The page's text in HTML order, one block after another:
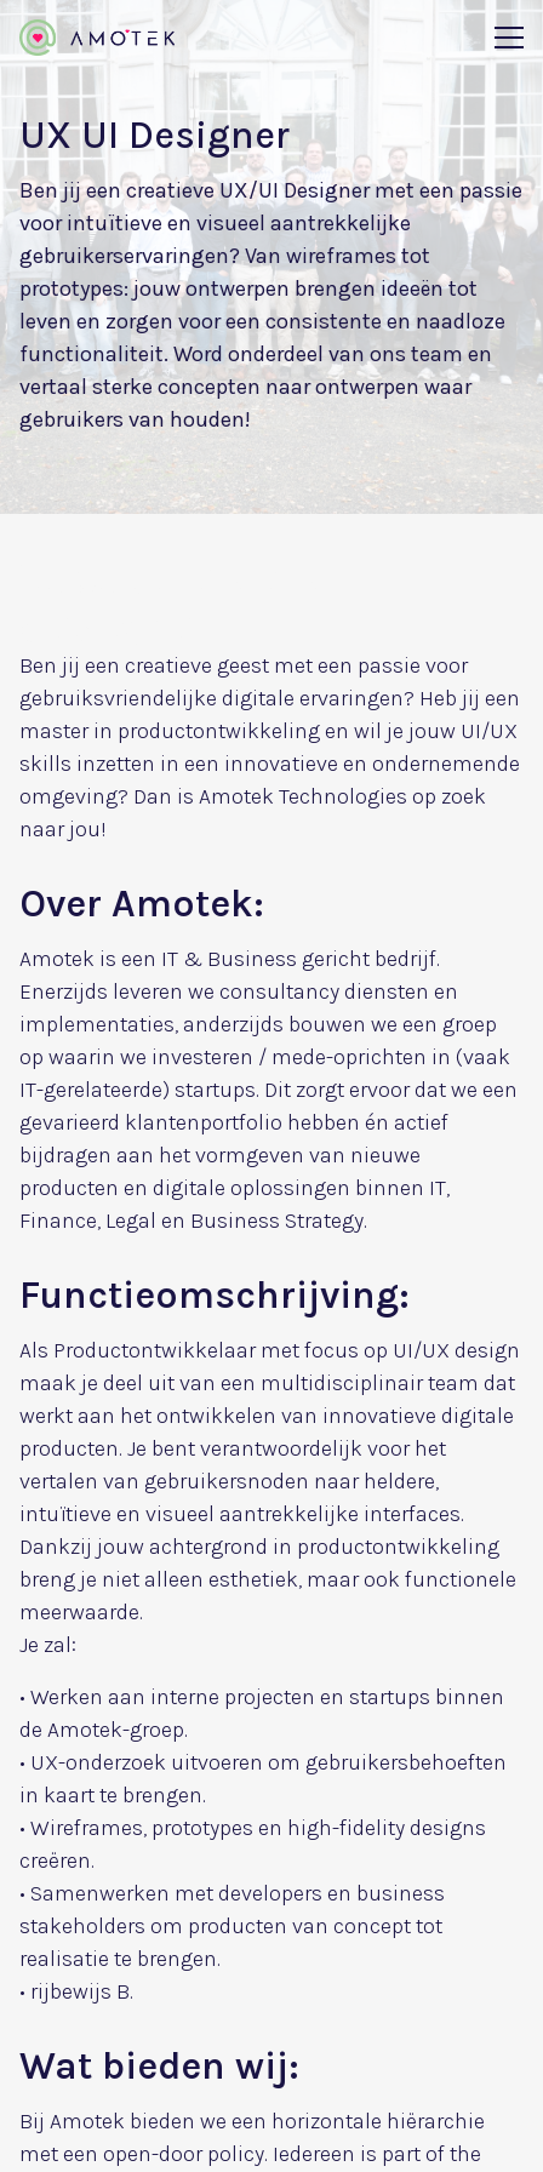
UX UI Designer
Ben jij een creatieve UX/UI Designer met een passie
voor intuïtieve en visueel aantrekkelijke
gebruikerservaringen? Van wireframes tot
prototypes: jouw ontwerpen brengen ideeën tot
leven en zorgen voor een consistente en naadloze
functionaliteit. Word onderdeel van ons team en
vertaal sterke concepten naar ontwerpen waar
gebruikers van houden!
Ben jij een creatieve geest met een passie voor
gebruiksvriendelijke digitale ervaringen? Heb jij een
master in productontwikkeling en wil je jouw UI/UX
skills inzetten in een innovatieve en ondernemende
omgeving? Dan is Amotek Technologies op zoek
naar jou!
Over Amotek:
Amotek is een IT & Business gericht bedrijf.
Enerzijds leveren we consultancy diensten en
implementaties, anderzijds bouwen we een groep
op waarin we investeren / mede-oprichten in (vaak
IT-gerelateerde) startups. Dit zorgt ervoor dat we een
gevarieerd klantenportfolio hebben én actief
bijdragen aan het vormgeven van nieuwe
producten en digitale oplossingen binnen IT,
Finance, Legal en Business Strategy.
Functieomschrijving:
Als Productontwikkelaar met focus op UI/UX design
maak je deel uit van een multidisciplinair team dat
werkt aan het ontwikkelen van innovatieve digitale
producten. Je bent verantwoordelijk voor het
vertalen van gebruikersnoden naar heldere,
intuïtieve en visueel aantrekkelijke interfaces.
Dankzij jouw achtergrond in productontwikkeling
breng je niet alleen esthetiek, maar ook functionele
meerwaarde.
Je zal:
• Werken aan interne projecten en startups binnen
de Amotek-groep.
• UX-onderzoek uitvoeren om gebruikersbehoeften
in kaart te brengen.
• Wireframes, prototypes en high-fidelity designs
creëren.
• Samenwerken met developers en business
stakeholders om producten van concept tot
realisatie te brengen.
• rijbewijs B.
Wat bieden wij:
Bij Amotek bieden we een horizontale hiërarchie
met een open-door policy. Iedereen is part of the